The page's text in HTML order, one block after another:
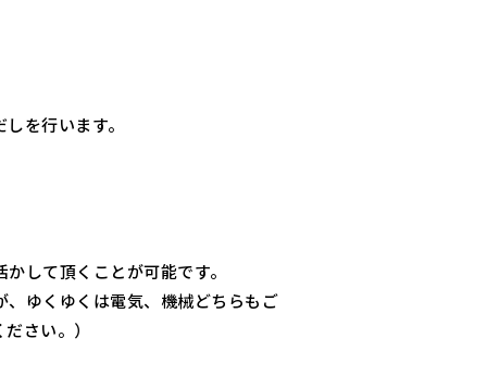
を行います。
して頂くことが可能です。
ゆくゆくは電気、機械どちらもご
さい。）